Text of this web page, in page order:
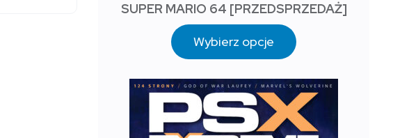
SUPER MARIO 64 [PRZEDSPRZEDAŻ]
Wybierz opcje